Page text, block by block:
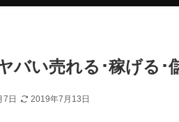
バい売れる･稼げる･
7日 2019年7月13日